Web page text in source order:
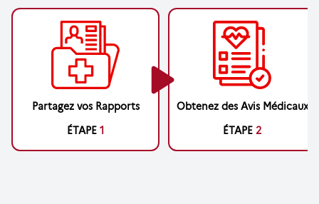
Partagez vos Rapports
ÉTAPE 1
Obtenez des Avis Médicaux
ÉTAPE 2